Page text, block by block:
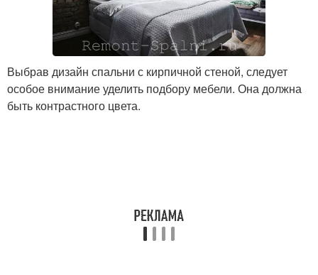
Выбрав дизайн спальни с кирпичной стеной, следует
особое внимание уделить подбору мебели. Она должна
быть контрастного цвета.